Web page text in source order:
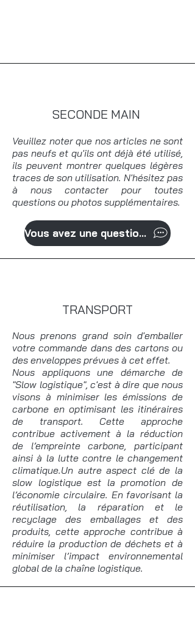
SECONDE MAIN
Veuillez noter que nos articles ne sont
pas neufs et qu'ils ont déjà été utilisé,
ils peuvent montrer quelques légères
traces de son utilisation. N'hésitez pas
à nous contacter pour toutes
questions ou photos supplémentaires.
Vous avez une question?
TRANSPORT
Nous prenons grand soin d'emballer
votre commande dans des cartons ou
des enveloppes prévues à cet effet.
Nous appliquons une démarche de
"Slow logistique", c'est à dire que nous
visons à minimiser les émissions de
carbone en optimisant les itinéraires
de transport. Cette approche
contribue activement à la réduction
de l’empreinte carbone, participant
ainsi à la lutte contre le changement
climatique.Un autre aspect clé de la
slow logistique est la promotion de
l’économie circulaire. En favorisant la
réutilisation, la réparation et le
recyclage des emballages et des
produits, cette approche contribue à
réduire la production de déchets et à
minimiser l’impact environnemental
global de la chaîne logistique.